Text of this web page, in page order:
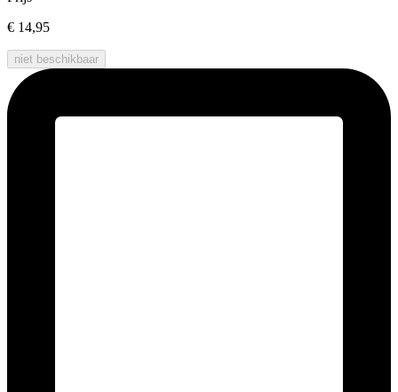
€ 14,95
niet beschikbaar